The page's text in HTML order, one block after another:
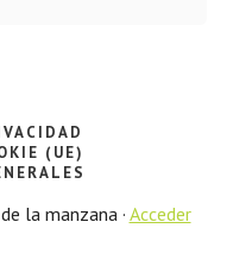
(UE)
la manzana ·Acceder